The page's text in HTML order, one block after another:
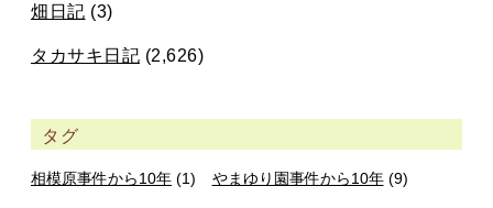
畑日記 (3)
タカサキ日記 (2,626)
タグ
相模原事件から10年 (1) やまゆり園事件から10年(9)